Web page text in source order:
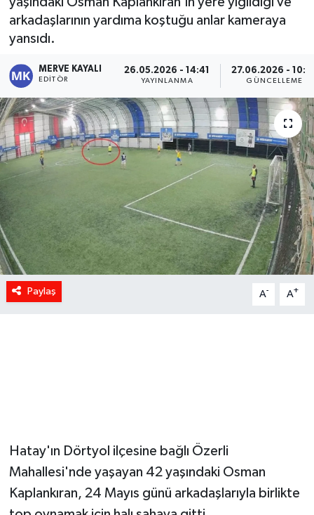
arkadaşlarının yardıma koştuğu anlar kameraya
yansıdı.
MERVE KAYALI
EDITÖR
26.05.2026 - 14:41
YAYINLANMA
27.06.2026 -
GÜNCELLEME
Paylaş A- A+
Hatay'ın Dörtyol ilçesine bağlı Özerli
Mahallesi'nde yaşayan 42 yaşındaki Osman
Kaplankıran, 24 Mayıs günü arkadaşlarıyla birlikte